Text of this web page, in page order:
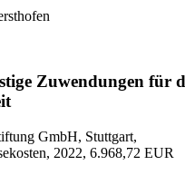
Zuwendungen für
GmbH, Stuttgart,
2022, 6.968,72 EUR